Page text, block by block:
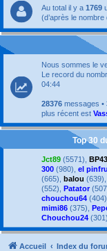
Au total il y a 1769
(d’après le
Nous sommes le
Le record du
04:44
28376 messages •
plus récent est
Top 30
Jct89 (5571),
300 (980), el pinfru
(665), balou (639),
(552), Patator
chouchou64 (404),
mimi86 (375),
Chouchou24
Accueil Index du